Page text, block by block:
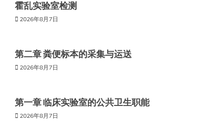
霍乱实验室检测
2026年8月7日
第二章 粪便标本的采集与运送
2026年8月7日
第一章 临床实验室的公共卫生职能
2026年8月7日